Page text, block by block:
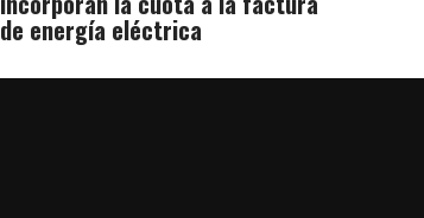
de energía eléctrica